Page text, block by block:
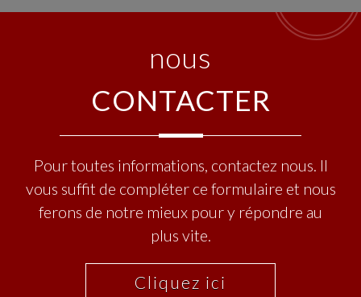
nous
CONTACTER
Pour toutes informations, contactez nous. Il
vous suffit de compléter ce formulaire et nous
ferons de notre mieux pour y répondre au
plus vite.
Cliquez ici